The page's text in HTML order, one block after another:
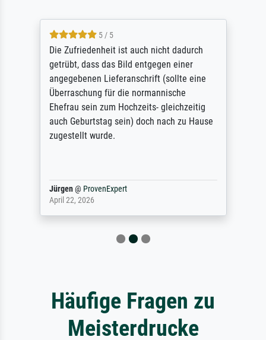
5 / 5
Die Zufriedenheit ist auch nicht dadurch
getrübt, dass das Bild entgegen einer
angegebenen Lieferanschrift (sollte eine
Überraschung für die normannische
Ehefrau sein zum Hochzeits- gleichzeitig
auch Geburtstag sein) doch nach zu Hause
zugestellt wurde.
Jürgen@ ProvenExpert
April 22, 2026
Häufige Fragen zu
Meisterdrucke